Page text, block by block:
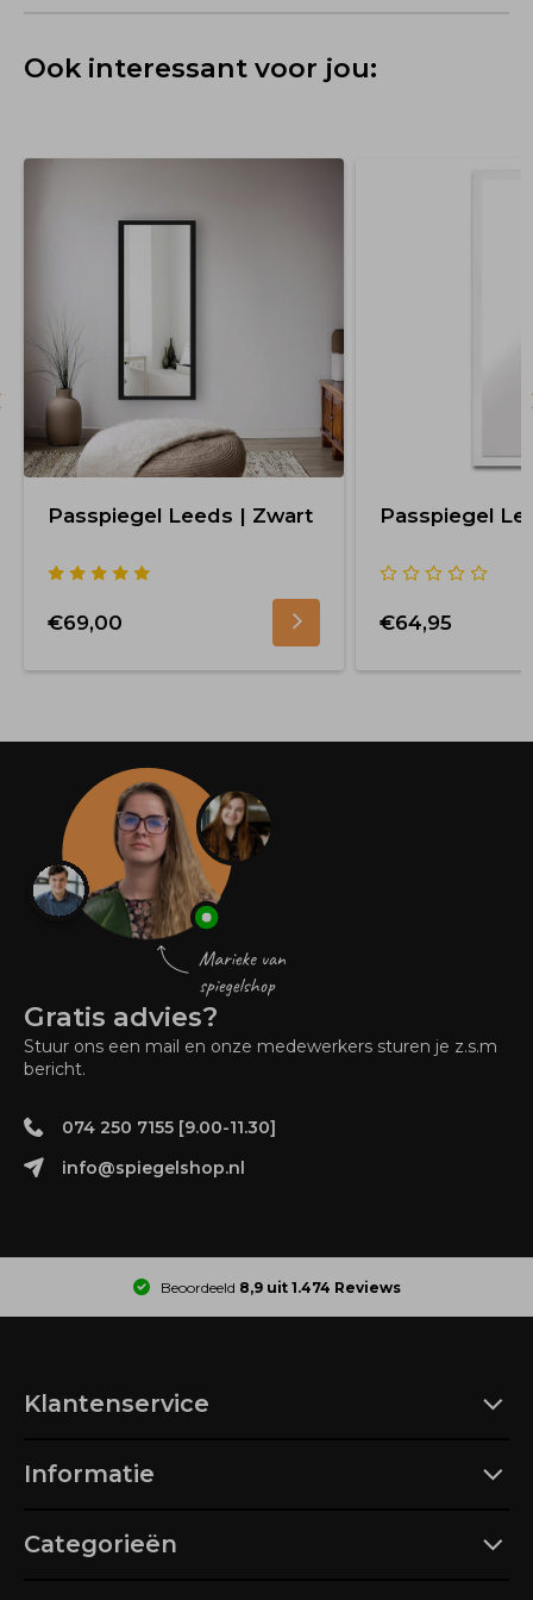
Ook interessant voor jou:
Passpiegel Leeds | Zwart
€69,00
Passpiegel
€64,95
Gratis advies?
Stuur ons een mail en onze medewerkers sturen je z.s.m
bericht.
074 250 7155 [9.00-11.30]
info@spiegelshop.nl
Beoordeeld 8,9 uit 1.474 Reviews
Klantenservice
Informatie
Categorieën